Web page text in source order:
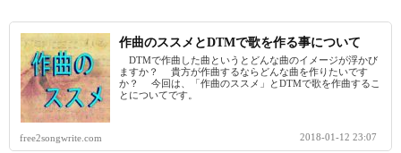
作曲のススメとDTMで歌を作る事について
DTMで作曲した曲というとどんな曲のイメージが浮かび
ますか？ 貴方が作曲するならどんな曲を作りたいです
か？ 今回は、「作曲のススメ」とDTMで歌を作曲するこ
とについてです。
free2songwrite.com 2018-01-12 23:07